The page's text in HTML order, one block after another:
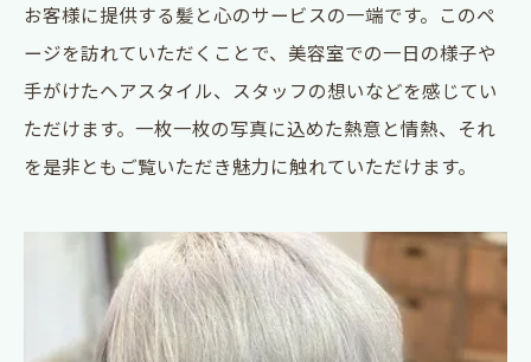
お客様に提供する髪と心のサービスの一端です。このペ
ージを訪れていただくことで、美容室での一日の様子や
手がけたヘアスタイル、スタッフの想いなどを感じてい
ただけます。一枚一枚の写真に込めた熱意と情熱、それ
を是非ともご覧いただき魅力に触れていただけます。